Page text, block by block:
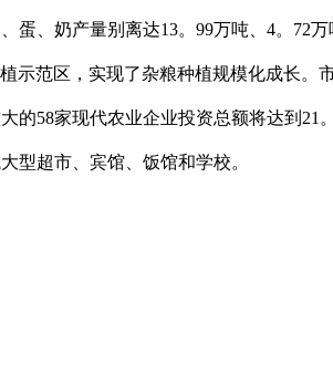
、奶产量别离达13。99万吨、4。72
示范区，实现了杂粮种植规模化成长。
58家现代农业企业投资总额将达到21
型超市、宾馆、饭馆和学校。